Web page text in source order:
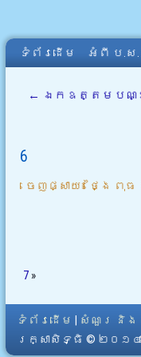
ទំព័រដើម អំពី​ ប.ស.
← ឯកឧត្តមបណ្ឌិ
6
ចេញផ្សាយ៖ ថ្ងៃ ពុធ
7»
ទំព័រដើម
សំណួរ និង
រក្សាសិទ្ធិ © ២០១៤